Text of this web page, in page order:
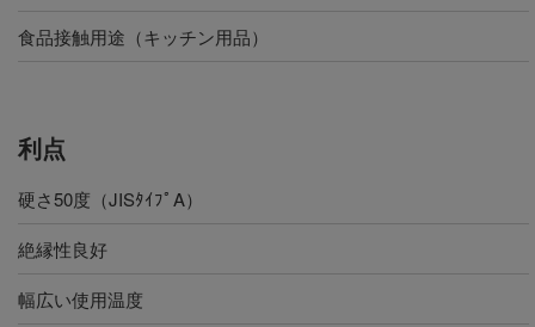
食品接触用途（キッチン用品）
利点
硬さ50度（JISﾀｲﾌﾟA）
絶縁性良好
幅広い使用温度